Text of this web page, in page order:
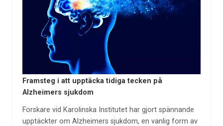
Framsteg i att upptäcka tidiga tecken på
Alzheimers sjukdom
Forskare vid Karolinska Institutet har gjort spännande
upptäckter om Alzheimers sjukdom, en vanlig form av